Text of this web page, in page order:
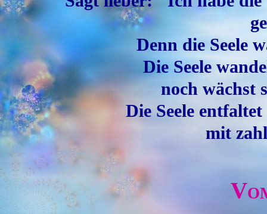
Denn die Seele
Die Seele
noch wächst
Die Seele
mit